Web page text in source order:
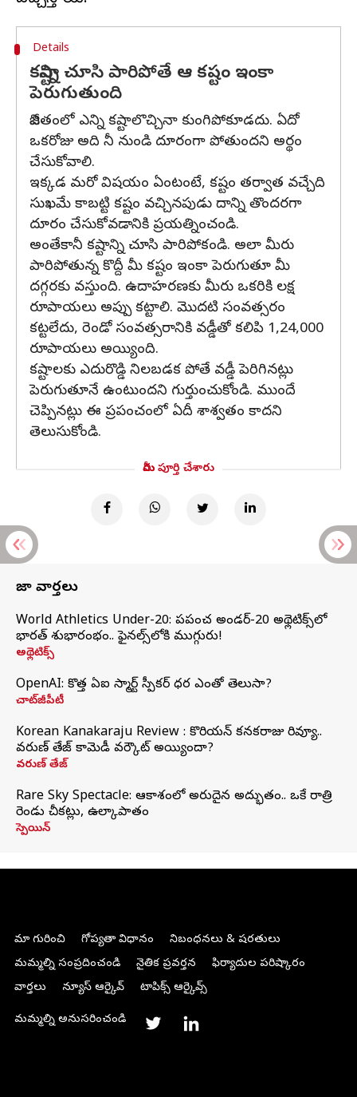
Details
కష్టాన్ని చూసి పారిపోతే ఆ కష్టం ఇంకా
పెరుగుతుంది
జీవితంలో ఎన్ని కష్టాలొచ్చినా కుంగిపోకూడదు. ఏదో
ఒకరోజు అది నీ నుండి దూరంగా పోతుందని అర్థం
చేసుకోవాలి.
ఇక్కడ మరో విషయం ఏంటంటే, కష్టం తర్వాత వచ్చేది
సుఖమే కాబట్టి కష్టం వచ్చినపుడు దాన్ని తొందరగా
దూరం చేసుకోవడానికి ప్రయత్నించండి.
అంతేకానీ కష్టాన్ని చూసి పారిపోకండి. అలా మీరు
పారిపోతున్న కొద్దీ మీ కష్టం ఇంకా పెరుగుతూ మీ
దగ్గరకు వస్తుంది. ఉదాహరణకు మీరు ఒకరికి లక్ష
రూపాయలు అప్పు కట్టాలి. మొదటి సంవత్సరం
కట్టలేదు, రెండో సంవత్సరానికి వడ్డీతో కలిపి 1,24,000
రూపాయలు అయ్యింది.
కష్టాలకు ఎదురొడ్డి నిలబడక పోతే వడ్డీ పెరిగినట్లు
పెరుగుతూనే ఉంటుందని గుర్తుంచుకోండి. ముందే
చెప్పినట్లు ఈ ప్రపంచంలో ఏదీ శాశ్వతం కాదని
తెలుసుకోండి.
మీరు పూర్తి చేశారు
తాజా వార్తలు
World Athletics Under-20: ప్రపంచ అండర్-20 అథ్లెటిక్స్‌లో
భారత్‌ శుభారంభం.. ఫైనల్స్‌లోకి ముగ్గురు!
అథ్లెటిక్స్
OpenAI: కొత్త ఏఐ స్మార్ట్ స్పీకర్ ధర ఎంతో తెలుసా?
చాట్‌జీపీటీ
Korean Kanakaraju Review : కొరియన్ కనకరాజు రివ్యూ..
వరుణ్ తేజ్ కామెడీ వర్కౌట్ అయ్యిందా?
వరుణ్ తేజ్
Rare Sky Spectacle: ఆకాశంలో అరుదైన అద్భుతం.. ఒకే రాత్రి
రెండు చీకట్లు, ఉల్కాపాతం
స్పెయిన్
మా గురించి గోప్యతా విధానం
నిబంధనలు & షరతులు
మమ్మల్ని సంప్రదించండి
నైతిక ప్రవర్తన
ఫిర్యాదుల పరిష్కారం
వార్తలు
న్యూస్ ఆర్కైవ్ టాపిక్స్ ఆర్కైవ్స్
మమ్మల్ని అనుసరించండి